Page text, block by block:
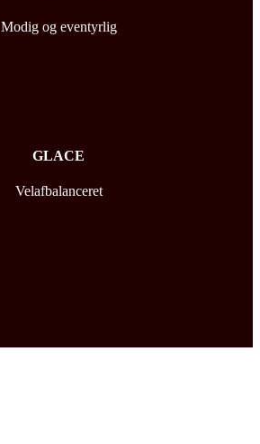
Modig og eventyrlig
GLACE
Velafbalanceret